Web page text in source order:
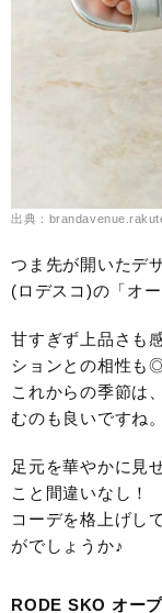
出典：
つま先が開いたデ
(ロデスコ)の「オ
甘すぎず上品さも
ションとの相性も
これからの季節は
むのも良いですね。
足元を華やかに見
こと間違いなし！
コーデを格上げし
がでしょうか♪
RODE SKO オー